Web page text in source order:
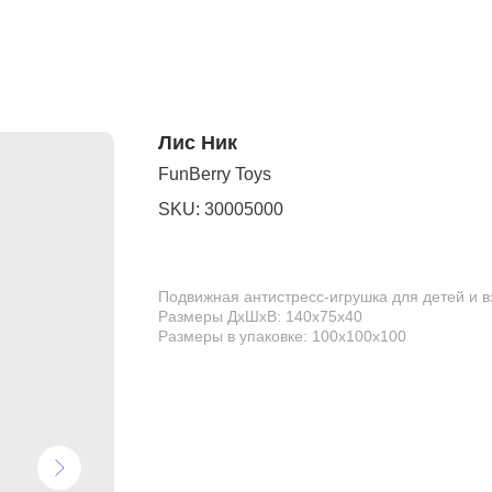
Лис Ник
FunBerry Toys
SKU: 30005000
Подвижная антистресс-игрушка для детей и
Размеры ДхШхВ: 140х75х40
Размеры в упаковке: 100х100х100